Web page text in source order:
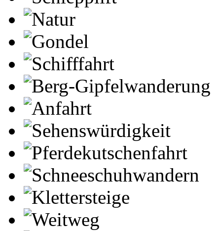
Natur
Gondel
Schifffahrt
Berg-Gipfelwanderung
Anfahrt
Sehenswürdigkeit
Pferdekutschenfahrt
Schneeschuhwandern
Klettersteige
Weitweg